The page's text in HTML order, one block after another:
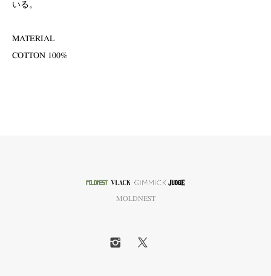
いる。
MATERIAL
COTTON 100%
MOLDNEST